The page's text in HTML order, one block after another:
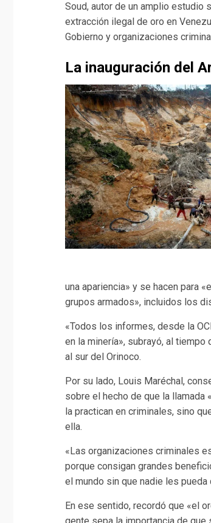
Soud, autor de un amplio
extracción ilegal de oro en
Gobierno y organizaciones
La inauguración del
una apariencia» y se hacen para
grupos armados», incluidos los
«Todos los informes, desde la
en la minería», subrayó, al
al sur del Orinoco.
Por su lado, Louis Maréchal,
sobre el hecho de que la llamada
la practican en criminales, sino
ella.
«Las organizaciones criminales
porque consigan grandes
el mundo sin que nadie les pueda
En ese sentido, recordó que «el